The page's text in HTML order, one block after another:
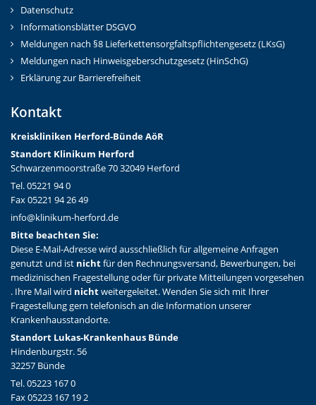
Datenschutz
Informationsblätter DSGVO
Meldungen nach §8 Lieferkettensorgfaltspflichtengesetz (LKsG)
Meldungen nach Hinweisgeberschutzgesetz (HinSchG)
Erklärung zur Barrierefreiheit
Kontakt
Kreiskliniken Herford-Bünde AöR
Standort Klinikum Herford
Schwarzenmoorstraße 70 32049 Herford
Tel. 05221 94 0
Fax 05221 94 26 49
info@klinikum-herford.de
Bitte beachten Sie:
Diese E-Mail-Adresse wird ausschließlich für allgemeine Anfragen
genutzt und ist nichtfür den Rechnungsversand, Bewerbungen, bei
medizinischen Fragestellung oder für private Mitteilungen vorgesehen
. Ihre Mail wird nichtweitergeleitet. Wenden Sie sich mit Ihrer
Fragestellung gern telefonisch an die Information unserer
Krankenhausstandorte.
Standort Lukas-Krankenhaus Bünde
Hindenburgstr. 56
32257 Bünde
Tel. 05223 167 0
Fax 05223 167 19 2